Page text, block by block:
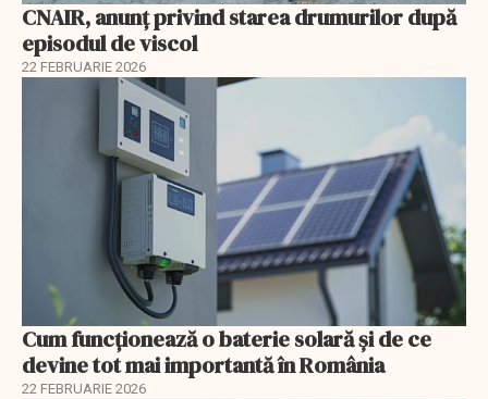
CNAIR, anunț privind starea drumurilor după
episodul de viscol
22 FEBRUARIE 2026
Cum funcționează o baterie solară și de ce
devine tot mai importantă în România
22 FEBRUARIE 2026